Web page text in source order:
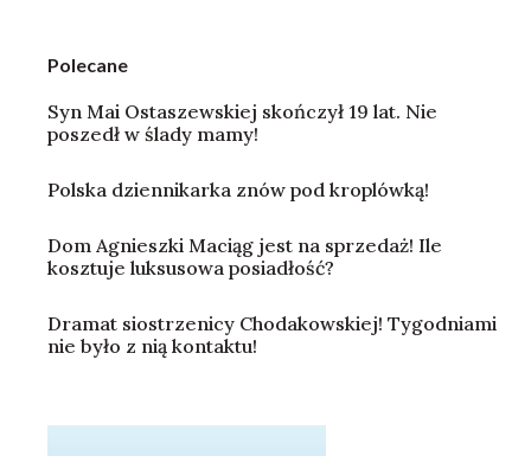
Polecane
Syn Mai Ostaszewskiej skończył 19 lat. Nie
poszedł w ślady mamy!
Polska dziennikarka znów pod kroplówką!
Dom Agnieszki Maciąg jest na sprzedaż! Ile
kosztuje luksusowa posiadłość?
Dramat siostrzenicy Chodakowskiej! Tygodniami
nie było z nią kontaktu!